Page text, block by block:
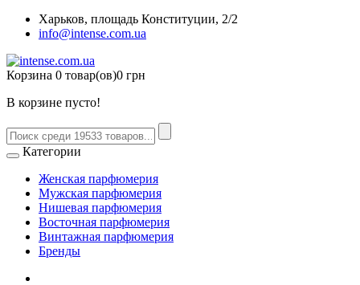
Харьков, площадь Конституции, 2/2
info@intense.com.ua
Корзина 0 товар(ов)0 грн
В корзине пусто!
Категории
Женская парфюмерия
Мужская парфюмерия
Нишевая парфюмерия
Восточная парфюмерия
Винтажная парфюмерия
Бренды